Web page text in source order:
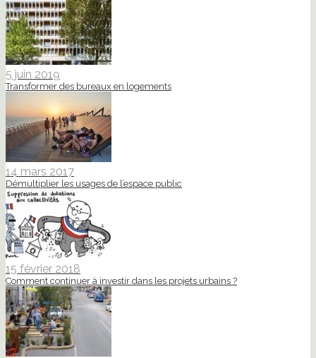
5 juin 2019
Transformer des bureaux en logements
14 mars 2017
Démultiplier les usages de l’espace public
15 février 2018
Comment continuer à investir dans les projets urbains ?